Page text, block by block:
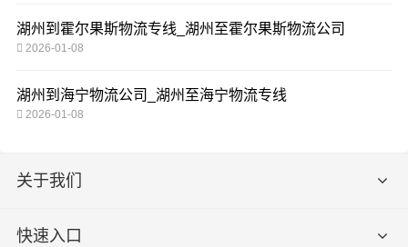
湖州到霍尔果斯物流专线_湖州至霍尔果斯物流公司
2026-01-08
湖州到海宁物流公司_湖州至海宁物流专线
2026-01-08
关于我们
快速入口